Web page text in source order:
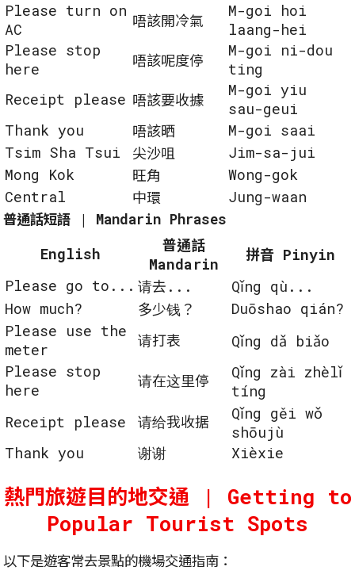
Please turn on
AC
唔該開冷氣
M-goi hoi
laang-hei
Please stop
here
唔該呢度停
M-goi ni-dou
ting
Receipt please 唔該要收據
M-goi yiu
sau-geui
Thank you
唔該晒
M-goi saai
Tsim Sha Tsui
尖沙咀
Jim-sa-jui
Mong Kok
旺角
Wong-gok
Central
中環 Jung-waan
普通話短語 | Mandarin Phrases
English
普通話
Mandarin
拼音 Pinyin
Please go to... 请去...
Qǐng qù...
How much?
多少钱？
Duōshao qián?
Please use the
meter
请打表
Qǐng dǎ biǎo
Please stop
here
请在这里停
Qǐng zài zhèlǐ
tíng
Receipt please
请给我收据
Qǐng gěi wǒ
shōujù
Thank you
谢谢 Xièxie
熱門旅遊目的地交通 | Getting to
Popular Tourist Spots
以下是遊客常去景點的機場交通指南：